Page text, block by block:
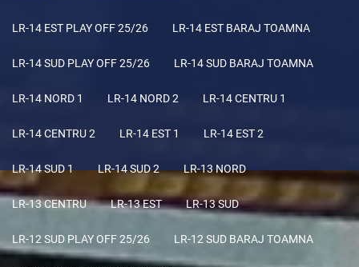
LR-14 EST PLAY OFF 25/26 LR-14 EST BARAJ TOAMNA
LR-14 SUD PLAY OFF 25/26 LR-14 SUD BARAJ TOAMNA
LR-14 NORD 1 LR-14 NORD 2 LR-14 CENTRU 1
LR-14 CENTRU 2 LR-14 EST 1 LR-14 EST 2
LR-14 SUD 1 LR-14 SUD 2 LR-13 NORD
LR-13 CENTRU LR-13 EST LR-13 SUD
LR-12 SUD PLAY OFF 25/26 LR-12 SUD BARAJ TOAMNA